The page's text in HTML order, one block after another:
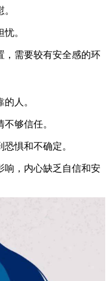
。
，需要较有安全感的环
人。
够信任。
惧和不确定。
响，内心缺乏自信和安